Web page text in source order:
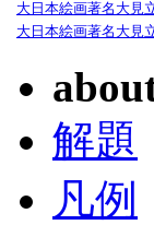
大日本絵画著名大見
大日本絵画著名大見
解題
凡例